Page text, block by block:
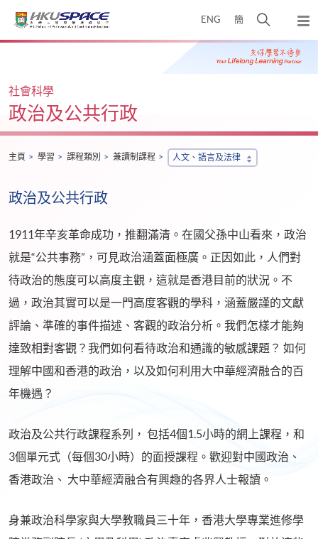
ENG 簡
開
搜
尋
彈
出
主
Main
社會科學
政治及公共行政
主頁 學習 課程類別 兼讀制課程 人文、語言及法律
政治及公共行政
1911年辛亥革命成功，推翻滿清。在國父孫中山看來，政治
就是“公共事務”，可見政治涵蓋面極廣。正因如此，人們對
待政治的態度可以高度主觀，這就是香港目前的狀況。不
過，政治其實可以是一門高度客觀的學科，涵蓋嚴謹的文獻
評論、準確的事件描述、客觀的政治分析。我們怎樣才能夠
達致相對客觀？我們如何看待政治和通識的敏感課題？ 如何
理解中國和香港的政治，以及如何利用大中華經濟融合的百
年機遇？
政治及公共行政課程系列， 包括4個1.5小時的網上課程，和
3個單元式（每個30小時）的面授課程。歡迎對中國政治、
香港政治、 大中華經濟融合有興趣的各界人士報讀。
身兼政治科學家與大學教職員三十年，香港大學專業進修學